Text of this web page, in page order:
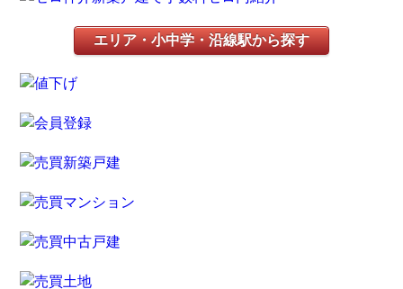
エリア・小中学・沿線駅から探す